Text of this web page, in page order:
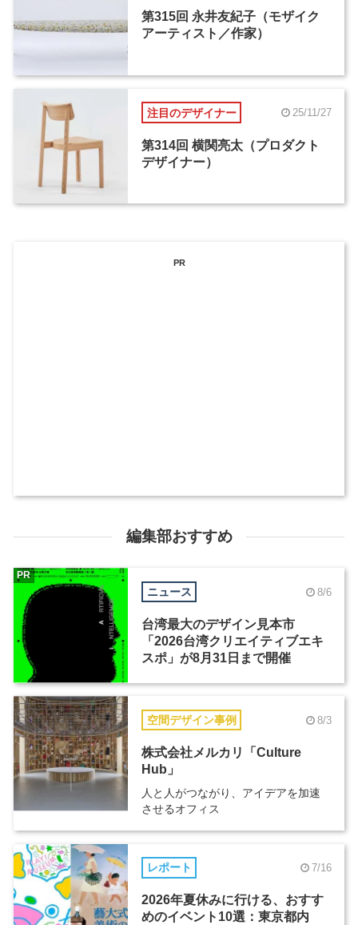
第315回 永井友紀子（モザイク
アーティスト／作家）
注目のデザイナー 25/11/27
第314回 横関亮太（プロダクト
デザイナー）
PR
編集部おすすめ
ニュース 8/6
台湾最大のデザイン見本市
「2026台湾クリエイティブエキ
スポ」が8月31日まで開催
PR
空間デザイン事例 8/3
株式会社メルカリ「Culture
Hub」
人と人がつながり、アイデアを加速
させるオフィス
レポート 7/16
2026年夏休みに行ける、おすす
めのイベント10選：東京都内